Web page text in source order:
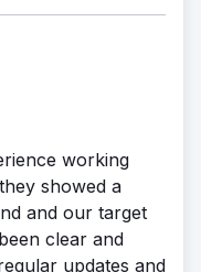
working
showed a
and our target
clear and
updates and